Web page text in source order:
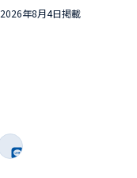
2026年8月4日掲載